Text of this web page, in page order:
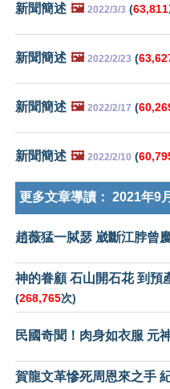
新聞簡述 🖼️ 2022/3/3 (63,811
新聞簡述 🖼️ 2022/2/23 (
新聞簡述 🖼️ 2022/2/17 (
新聞簡述 🖼️ 2022/2/10 (
更多文章導讀： 2021年9
趙薇猛一脦瑟 崴斷江脖曾
神的眷顧 石山開石花 到預
(268,765次)
民國奇聞！肉身如衣服 元
賀龍文革慘死周恩來之手